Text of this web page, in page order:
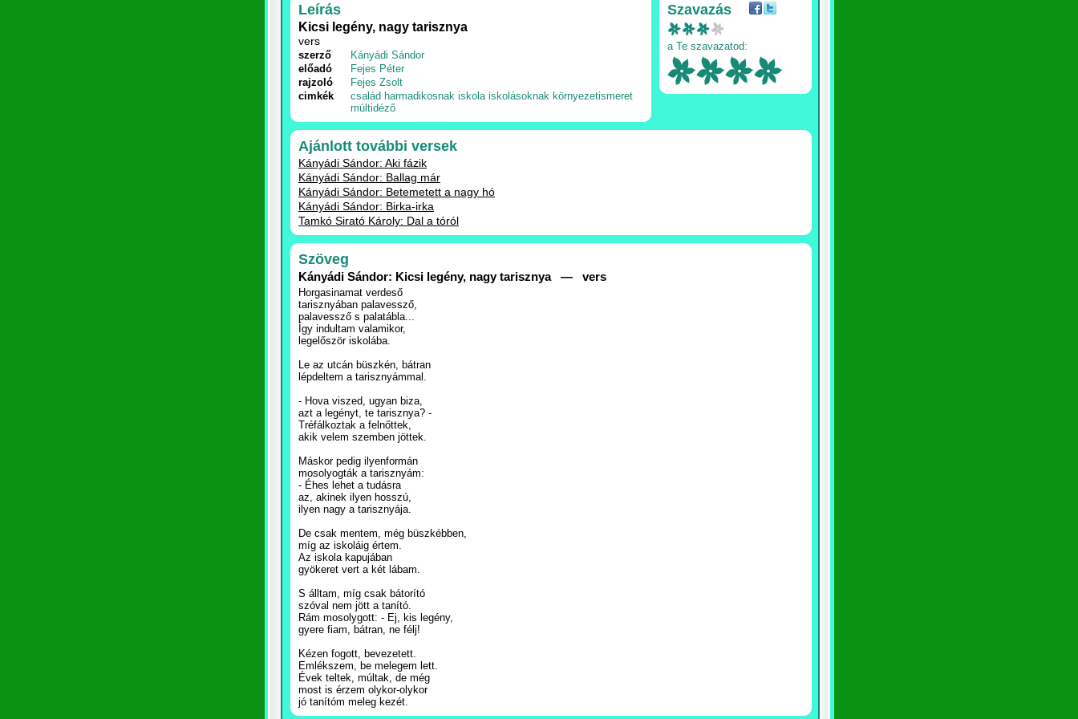
Leírás
Kicsi legény, nagy tarisznya
vers
szerző
Kányádi Sándor
előadó
Fejes Péter
rajzoló
Fejes Zsolt
cimkék
család harmadikosnak iskola iskolásoknak környezetismeret
múltidéző
Szavazás
a Te szavazatod:
Ajánlott további versek
Kányádi Sándor: Aki fázik
Kányádi Sándor: Ballag már
Kányádi Sándor: Betemetett a nagy hó
Kányádi Sándor: Birka-irka
Tamkó Sirató Károly: Dal a tóról
Szöveg
Kányádi Sándor: Kicsi legény, nagy tarisznya — vers
Horgasinamat verdeső
tarisznyában palavessző,
palavessző s palatábla...
Így indultam valamikor,
legelőször iskolába.
Le az utcán büszkén, bátran
lépdeltem a tarisznyámmal.
- Hova viszed, ugyan biza,
azt a legényt, te tarisznya? -
Tréfálkoztak a felnőttek,
akik velem szemben jöttek.
Máskor pedig ilyenformán
mosolyogták a tarisznyám:
- Éhes lehet a tudásra
az, akinek ilyen hosszú,
ilyen nagy a tarisznyája.
De csak mentem, még büszkébben,
míg az iskoláig értem.
Az iskola kapujában
gyökeret vert a két lábam.
S álltam, míg csak bátorító
szóval nem jött a tanító.
Rám mosolygott: - Ej, kis legény,
gyere fiam, bátran, ne félj!
Kézen fogott, bevezetett.
Emlékszem, be melegem lett.
Évek teltek, múltak, de még
most is érzem olykor-olykor
jó tanítóm meleg kezét.